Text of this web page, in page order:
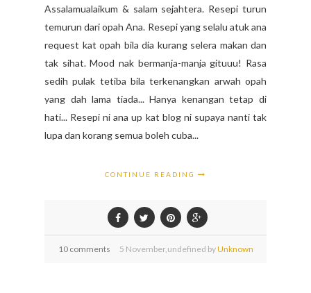
Assalamualaikum & salam sejahtera. Resepi turun
temurun dari opah Ana. Resepi yang selalu atuk ana
request kat opah bila dia kurang selera makan dan
tak sihat. Mood nak bermanja-manja gituuu! Rasa
sedih pulak tetiba bila terkenangkan arwah opah
yang dah lama tiada... Hanya kenangan tetap di
hati... Resepi ni ana up kat blog ni supaya nanti tak
lupa dan korang semua boleh cuba...
CONTINUE READING
10 comments 5 November,undefined byUnknown